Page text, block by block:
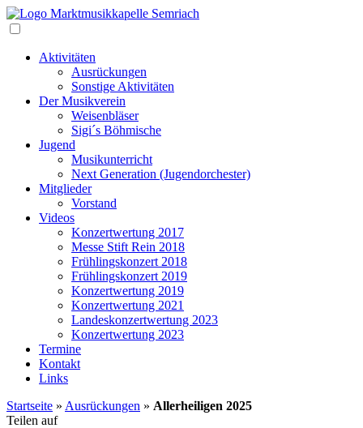
Zum
Inhalt
Aktivitäten
Ausrückungen
Sonstige Aktivitäten
Der Musikverein
Weisenbläser
Sigi´s Böhmische
Jugend
Musikunterricht
Next Generation (Jugendorchester)
Mitglieder
Vorstand
Videos
Konzertwertung 2017
Messe Stift Rein 2018
Frühlingskonzert 2018
Frühlingskonzert 2019
Konzertwertung 2019
Konzertwertung 2021
Landeskonzertwertung 2023
Konzertwertung 2023
Termine
Kontakt
Links
Startseite » Ausrückungen » Allerheiligen 2025
Teilen aufTwitter
Facebook
Google+
WhatsApp